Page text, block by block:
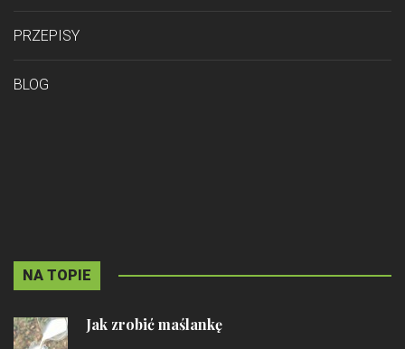
PRZEPISY
BLOG
NA TOPIE
Jak zrobić maślankę